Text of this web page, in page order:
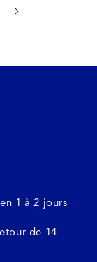
1 à 2 jours
de 14